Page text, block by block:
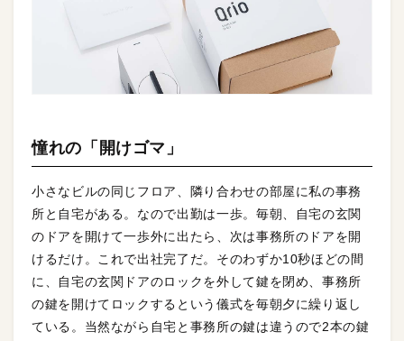
憧れの「開けゴマ」
小さなビルの同じフロア、隣り合わせの部屋に私の事務
所と自宅がある。なので出勤は一歩。毎朝、自宅の玄関
のドアを開けて一歩外に出たら、次は事務所のドアを開
けるだけ。これで出社完了だ。そのわずか10秒ほどの間
に、自宅の玄関ドアのロックを外して鍵を閉め、事務所
の鍵を開けてロックするという儀式を毎朝夕に繰り返し
ている。当然ながら自宅と事務所の鍵は違うので2本の鍵